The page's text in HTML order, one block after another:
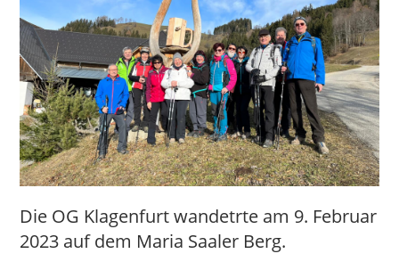
Die OG Klagenfurt wandetrte am 9. Februar
2023 auf dem Maria Saaler Berg.